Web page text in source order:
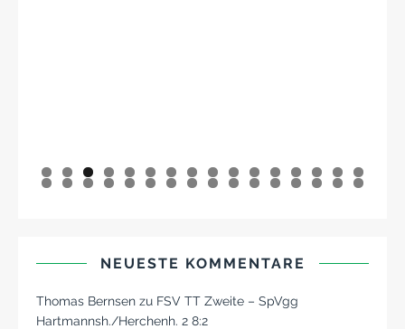
0 1 2 3 4 5 6
7 8 9 0 1 2 3 4 5 6 7 8 9 0 1 2
NEUESTE KOMMENTARE
Thomas Bernsen zu FSV TT Zweite – SpVgg
Hartmannsh./Herchenh. 2 8:2